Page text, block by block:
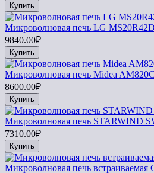
Купить
Микроволновая печь LG MS20R42D
9840.00₽
Купить
Микроволновая печь Midea
8600.00₽
Купить
Микроволновая печь STARWIND
7310.00₽
Купить
Микроволновая печь встраиваемая